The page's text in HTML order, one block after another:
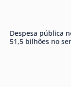
Despesa pública
51,5 bilhões no